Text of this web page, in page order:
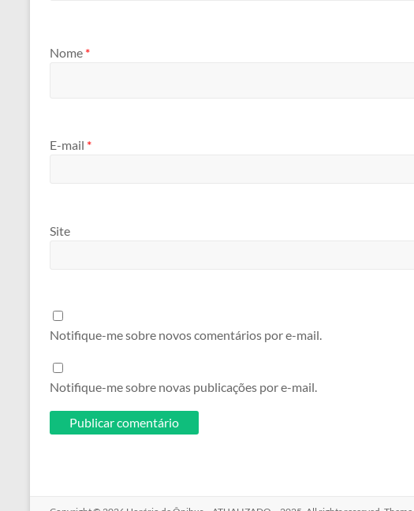
Nome *
E-mail *
Site
Notifique-me sobre novos comentários por e-mail.
Notifique-me sobre novas publicações por e-mail.